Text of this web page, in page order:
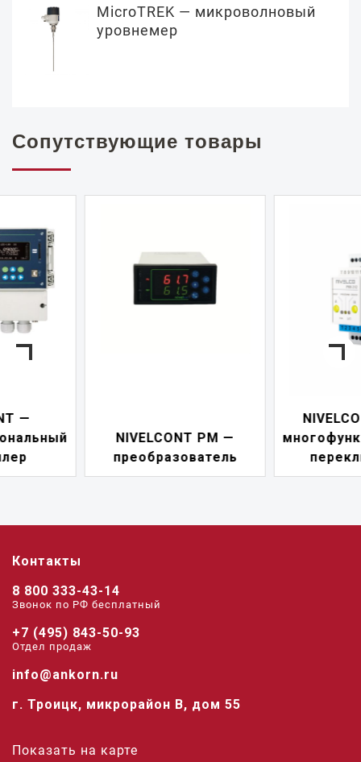
MicroTREK — микроволновый
уровнемер
Сопутствующие товары
NIVELCONT PM —
преобразователь
NIVELCONT PKK —
переключатель
Контакты
8 800 333-43-14
Звонок по РФ беcплатный
+7 (495) 843-50-93
Отдел продаж
info@ankorn.ru
г. Троицк, микрорайон В, дом 55
Показать на карте